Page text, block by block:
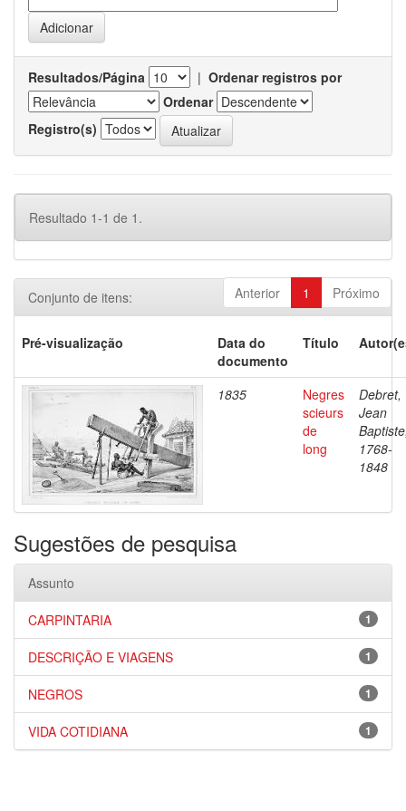
Resultados/Página | Ordenar registros por
Ordenar
Registro(s)
Resultado 1-1 de 1.
Anterior 1 Próximo
Conjunto de itens:
Pré-visualização
Data do
documento
Título
1835
Negres
scieurs
de
long
Debret,
Jean
1768-
1848
Sugestões de pesquisa
Assunto
1
CARPINTARIA
1
DESCRIÇÃO E VIAGENS
1
NEGROS
1
VIDA COTIDIANA